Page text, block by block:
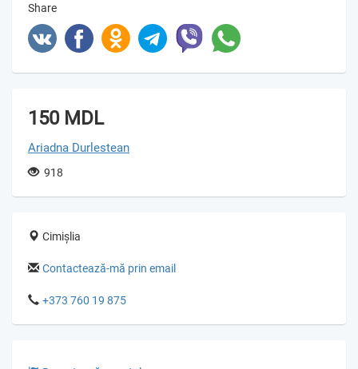
Share
150 MDL
Ariadna Durlestean
918
Cimișlia
Contactează-mă prin email
+373 760 19 875